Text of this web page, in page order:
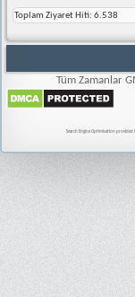
Toplam Ziyaret Hiti: 6.538
Tüm Zamanlar
Search Engine Optimisation provided